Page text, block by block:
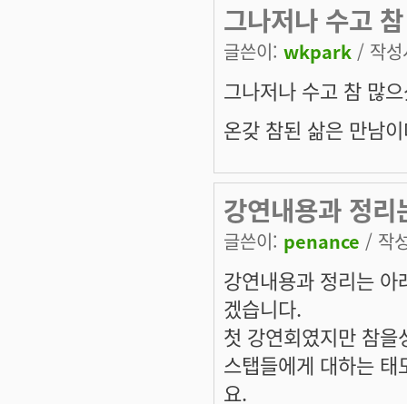
그나저나 수고 참
글쓴이: wkpark / 작
그나저나 수고 참 많
온갖 참된 삶은 만남
강연내용과 정리
글쓴이: penance / 작
강연내용과 정리는
겠습니다.
첫 강연회였지만 참
스탭들에게 대하는
요.